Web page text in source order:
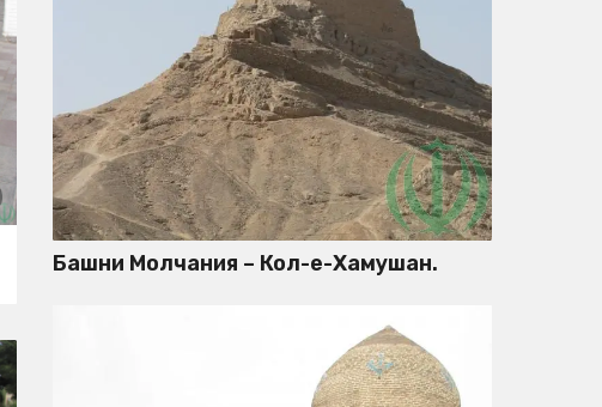
Башни Молчания – Кол-е-Хамушан.